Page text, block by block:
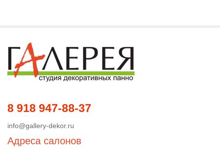
8 918 947-88-37
info@gallery-dekor.ru
Адреса салонов